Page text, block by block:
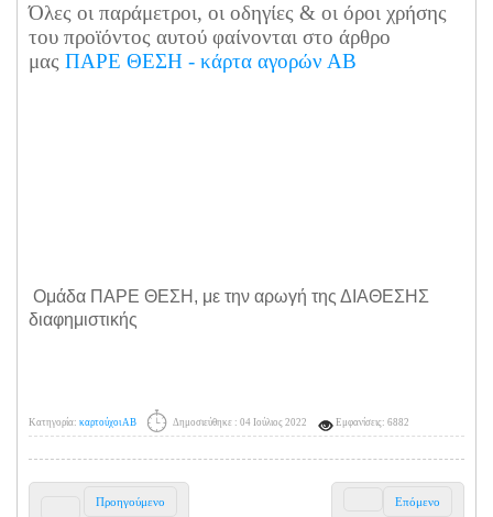
Όλες οι παράμετροι, οι οδηγίες & οι όροι χρήσης
του προϊόντος αυτού φαίνονται στο άρθρο
μας ΠΑΡΕ ΘΕΣΗ - κάρτα αγορών ΑΒ
Ομάδα ΠΑΡΕ ΘΕΣΗ, με την αρωγή της ΔΙΑΘΕΣΗΣ
διαφημιστικής
Κατηγορία: καρτούχοι ΑΒ Δημοσιεύθηκε : 04 Ιούλιος 2022 Εμφανίσεις: 6882
Προηγούμενο Επόμενο